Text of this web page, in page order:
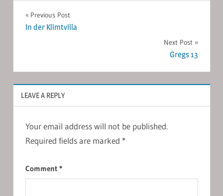
Post
Previous Post
In der Klimtvilla
Next Post
Gregs 13
LEAVE A REPLY
Your email address will not be published.
Required fields are marked *
Comment *